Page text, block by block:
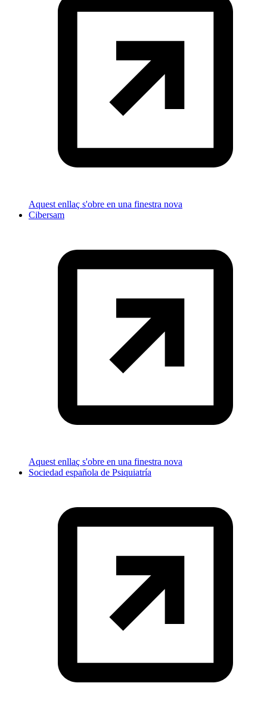
Aquest enllaç s'obre en una finestra nova
Cibersam
Aquest enllaç s'obre en una finestra nova
Sociedad española de Psiquiatría